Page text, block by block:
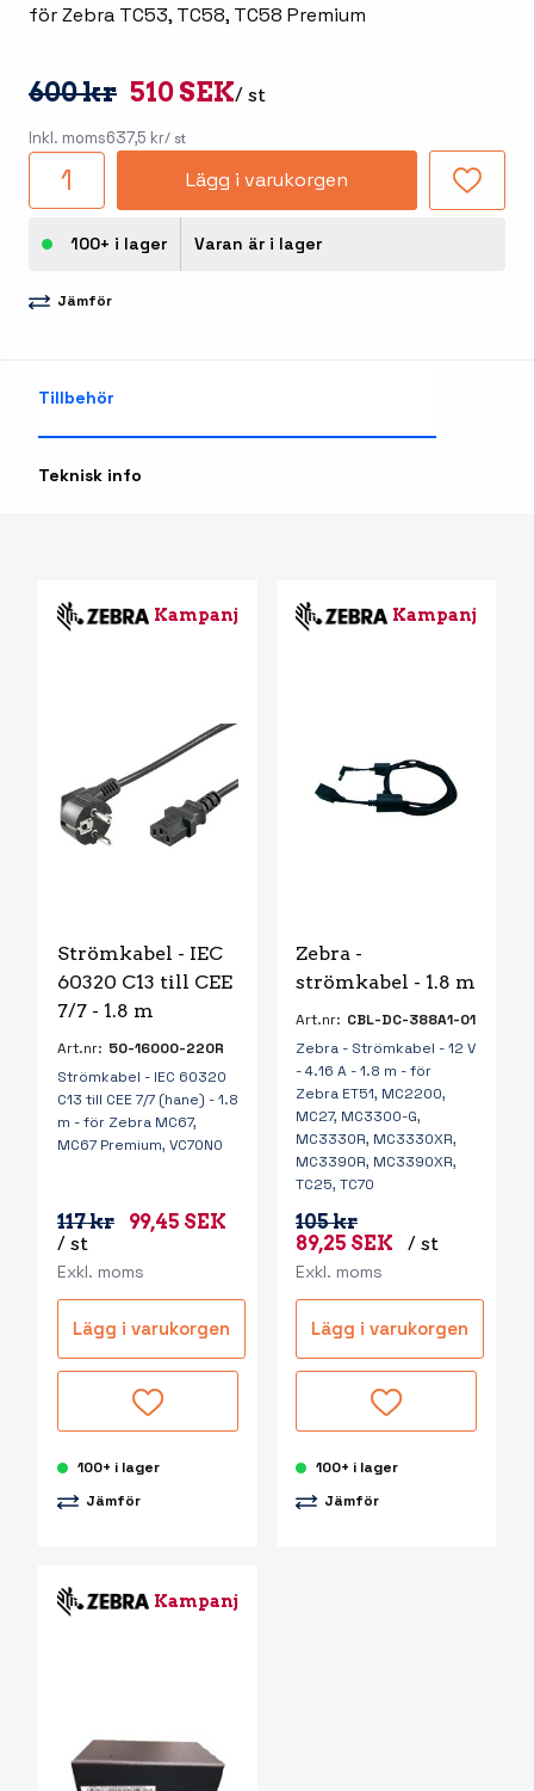
för Zebra TC53, TC58, TC58 Premium
600 kr 510 SEK/ st
Inkl. moms637,5 kr/ st
Lägg i varukorgen
100+ i lager Varan är i lager
Jämför
Tillbehör
Teknisk info
Kampanj
Strömkabel - IEC
60320 C13 till CEE
7/7 - 1.8 m
Art.nr: 50-16000-220R
Strömkabel - IEC 60320
C13 till CEE 7/7 (hane) - 1.8
m - för Zebra MC67,
MC67 Premium, VC70N0
117 kr
99,45 SEK
/ st
Exkl. moms
Lägg i varukorgen
100+ i lager
Jämför
Kampanj
Zebra -
strömkabel - 1.8 m
Art.nr: CBL-DC-388A1-01
Zebra - Strömkabel - 12 V
- 4.16 A - 1.8 m - för
Zebra ET51, MC2200,
MC27, MC3300-G,
MC3330R, MC3330XR,
MC3390R, MC3390XR,
TC25, TC70
105 kr
89,25 SEK
/ st
Exkl. moms
Lägg i varukorgen
100+ i lager
Jämför
Kampanj